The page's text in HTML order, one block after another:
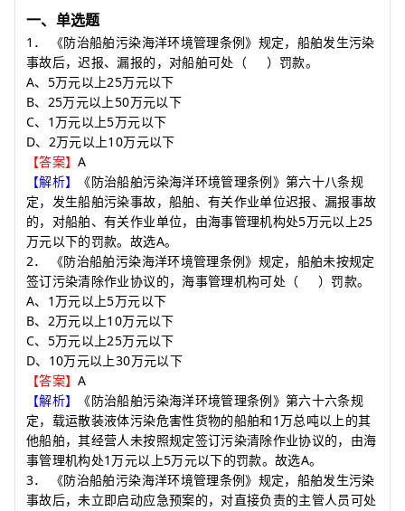
一、单选题
1 ．
《防治船舶污染海洋环境管理条例》规定，船舶发生污染
事故后，迟报、漏报的，对船舶可处
（ ） 罚款。
A、 5万元以上25万元以下
B、 25万元以上50万元以下
C、 1万元以上5万元以下
D、 2万元以上10万元以下
【答案】A
【解析】
《防治船舶污染海洋环境管理条例》第六十八条规
定，发生船舶污染事故，船舶、有关作业单位迟报、漏报事故
的，对船舶、有关作业单位，由海事管理机构处5万元以上25
万元以下的罚款。故选A。
2．
《防治船舶污染海洋环境管理条例》规定，船舶未按规定
签订污染清除作业协议的，海事管理机构可处 （ ） 罚款。
A、 1万元以上5万元以下
B、 2万元以上10万元以下
C、 5万元以上25万元以下
D、 10万元以上30万元以下
【答案】A
【解析】
《防治船舶污染海洋环境管理条例》第六十六条规
定，载运散装液体污染危害性货物的船舶和1万总吨以上的其
他船舶，其经营人未按照规定签订污染清除作业协议的，由海
事管理机构处1万元以上5万元以下的罚款。故选A。
3．
《防治船舶污染海洋环境管理条例》规定，船舶发生污染
事故后，未立即启动应急预案的，对直接负责的主管人员可处